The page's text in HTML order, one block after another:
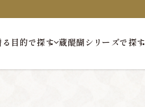
る目的で探す 蔵醍醐シリーズで探す